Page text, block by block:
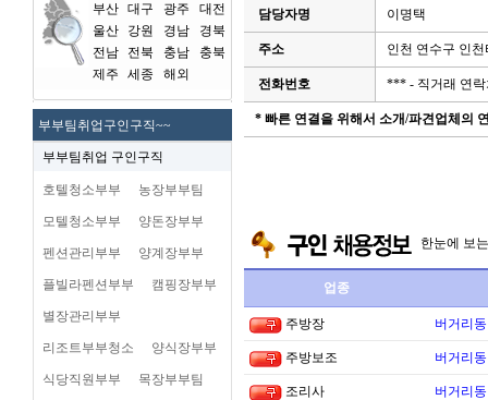
부산 대구 광주
대전
울산
강원 경남
경북
전남
전북 충남
충북
제주
세종 해외
부부팀취업구인구직~~
부부팀취업 구인구직
호텔청소부부 농장부부팀
모텔청소부부 양돈장부부
펜션관리부부 양계장부부
플빌라펜션부부 캠핑장부부
별장관리부부
리조트부부청소 양식장부부
식당직원부부 목장부부팀
담당자명 이명택
주소 인천 연수구 인
전화번호 *** - 직거래 연
* 빠른 연결을 위해서 소개/파견업체의
한눈에 보
업종
주방장 버거리
주방보조 버거리
조리사 버거리